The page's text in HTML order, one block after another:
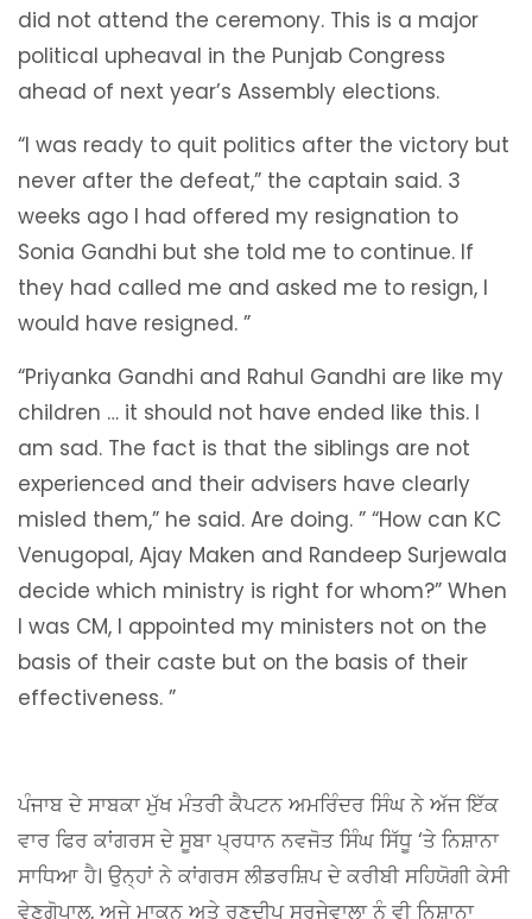
did not attend the ceremony. This is a major
political upheaval in the Punjab Congress
ahead of next year’s Assembly elections.
“I was ready to quit politics after the victory but
never after the defeat,” the captain said. 3
weeks ago I had offered my resignation to
Sonia Gandhi but she told me to continue. If
they had called me and asked me to resign, I
would have resigned. ”
“Priyanka Gandhi and Rahul Gandhi are like my
children … it should not have ended like this. I
am sad. The fact is that the siblings are not
experienced and their advisers have clearly
misled them,” he said. Are doing. ” “How can KC
Venugopal, Ajay Maken and Randeep Surjewala
decide which ministry is right for whom?” When
I was CM, I appointed my ministers not on the
basis of their caste but on the basis of their
effectiveness. ”
ਪੰਜਾਬ ਦੇ ਸਾਬਕਾ ਮੁੱਖ ਮੰਤਰੀ ਕੈਪਟਨ ਅਮਰਿੰਦਰ ਸਿੰਘ ਨੇ ਅੱਜ ਇੱਕ
ਵਾਰ ਫਿਰ ਕਾਂਗਰਸ ਦੇ ਸੂਬਾ ਪ੍ਰਧਾਨ ਨਵਜੋਤ ਸਿੰਘ ਸਿੱਧੂ ‘ਤੇ ਨਿਸ਼ਾਨਾ
ਸਾਧਿਆ ਹੈ। ਉਨ੍ਹਾਂ ਨੇ ਕਾਂਗਰਸ ਲੀਡਰਸ਼ਿਪ ਦੇ ਕਰੀਬੀ ਸਹਿਯੋਗੀ ਕੇਸੀ
ਵੇਣੂਗੋਪਾਲ, ਅਜੇ ਮਾਕਨ ਅਤੇ ਰਣਦੀਪ ਸੁਰਜੇਵਾਲਾ ਨੂੰ ਵੀ ਨਿਸ਼ਾਨਾ